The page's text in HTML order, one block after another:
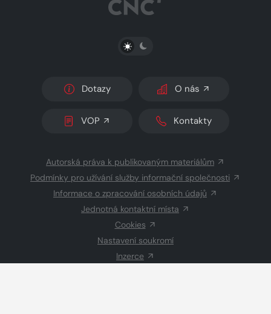
PŘEPNOUT SVĚTLÝ/TMAVÝ REŽIM
Dotazy O nás
VOP Kontakty
Autorská práva k publikovaným materiálům
Podmínky pro užívání služby informační společnosti
Informace o zpracování osobních údajů
Jednotná kontaktní místa
Cookies
Nastavení soukromí
Inzerce